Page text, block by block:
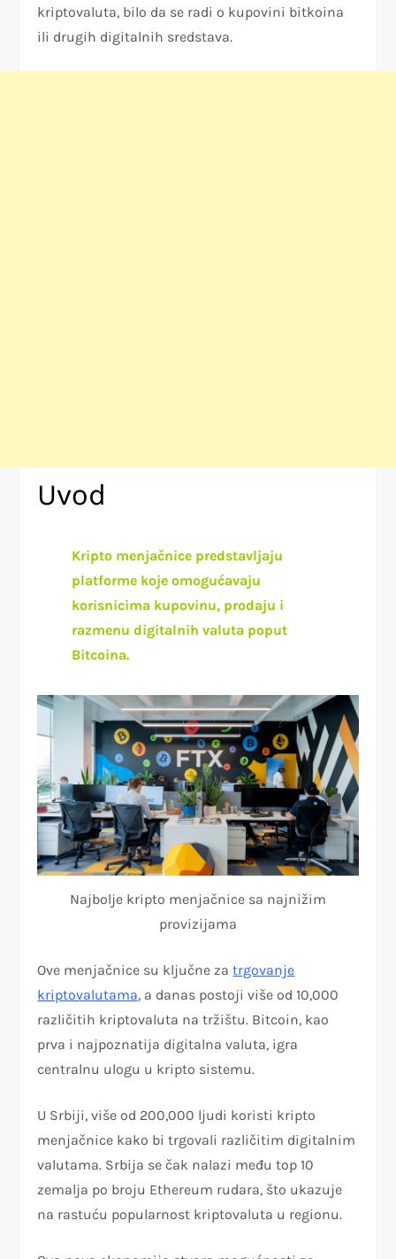
kriptovaluta, bilo da se radi o kupovini bitkoina
ili drugih digitalnih sredstava.
Uvod
Kripto menjačnice predstavljaju
platforme koje omogućavaju
korisnicima kupovinu, prodaju i
razmenu digitalnih valuta poput
Bitcoina.
Najbolje kripto menjačnice sa najnižim
provizijama
Ove menjačnice su ključne zatrgovanje
kriptovalutama, a danas postoji više od 10,000
različitih kriptovaluta na tržištu. Bitcoin, kao
prva i najpoznatija digitalna valuta, igra
centralnu ulogu u kripto sistemu.
U Srbiji, više od 200,000 ljudi koristi kripto
menjačnice kako bi trgovali različitim digitalnim
valutama. Srbija se čak nalazi među top 10
zemalja po broju Ethereum rudara, što ukazuje
na rastuću popularnost kriptovaluta u regionu.